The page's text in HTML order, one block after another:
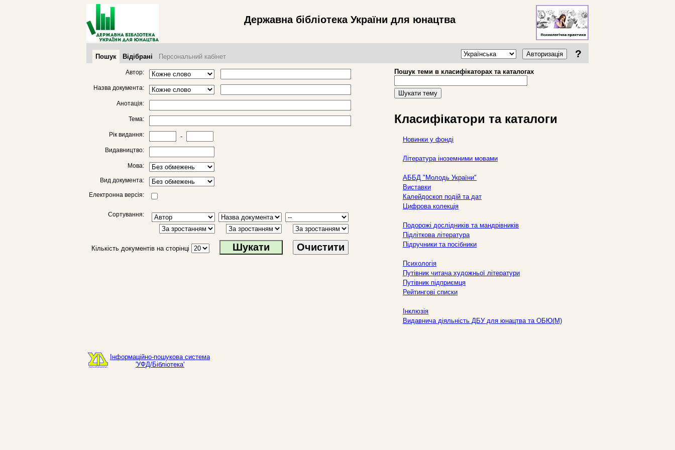
Державна бібліотека України для юнацтва
Пошук Відібрані Персональний кабінет Авторизація ?
Автор:
Назва документа:
Анотація:
Тема:
Рік видання: -
Видавництво:
Мова:
Вид документа:
Електронна версія:
Сортування:
Кількість документів на сторінці Очистити
Пошук теми в класифікаторах та каталогах
Шукати тему
Класифікатори та каталоги
Новинки у фонді
Література іноземними мовами
АББД "Молодь України"
Виставки
Калейдоскоп подій та дат
Цифрова колекція
Подорожі дослідників та мандрівників
Підліткова література
Підручники та посібники
Психологія
Путівник читача художньої літератури
Путівник підприємця
Рейтингові списки
Інклюзія
Видавнича діяльність ДБУ для юнацтва та ОБЮ(М)
Інформаційно-пошукова система
'УФД/Бібліотека'